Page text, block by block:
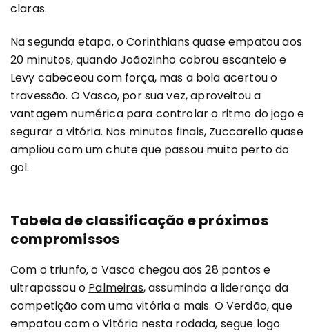
claras.
Na segunda etapa, o Corinthians quase empatou aos
20 minutos, quando Joãozinho cobrou escanteio e
Levy cabeceou com força, mas a bola acertou o
travessão. O Vasco, por sua vez, aproveitou a
vantagem numérica para controlar o ritmo do jogo e
segurar a vitória. Nos minutos finais, Zuccarello quase
ampliou com um chute que passou muito perto do
gol.
Tabela de classificação e próximos
compromissos
Com o triunfo, o Vasco chegou aos 28 pontos e
ultrapassou o Palmeiras, assumindo a liderança da
competição com uma vitória a mais. O Verdão, que
empatou com o Vitória nesta rodada, segue logo